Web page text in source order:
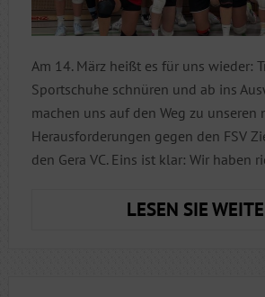
Am 14. März heißt es für uns wieder:
Sportschuhe schnüren und ab ins
machen uns auf den Weg zu unseren
Herausforderungen gegen den FSV
den Gera VC. Eins ist klar: Wir haben
LESEN SIE